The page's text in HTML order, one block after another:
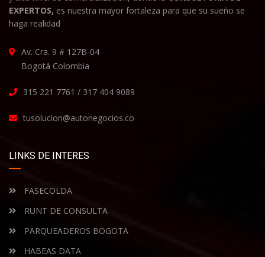
EXPERTOS, es nuestra mayor fortaleza para que su sueño se
haga realidad
Av. Cra. 9 # 127B-04
Bogotá Colombia
315 221 7761 / 317 404 9089
tusolucion@autonegocios.co
LINKS DE INTERES
FASECOLDA
RUNT DE CONSULTA
PARQUEADEROS BOGOTA
HABEAS DATA